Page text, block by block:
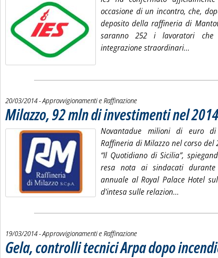
occasione di un incontro, che,
deposito della raffineria di
saranno 252 i lavoratori
integrazione straordinari...
20/03/2014- Approvvigionamenti e Raffinazione
Milazzo, 92 mln di investimenti nel
Novantadue milioni di euro
Raffineria di Milazzo nel corso del
“Il Quotidiano di Sicilia”,
resa nota ai sindacati
annuale al Royal Palace Hotel
d'intesa sulle relazion...
19/03/2014- Approvvigionamenti e Raffinazione
Gela, controlli tecnici Arpa dopo